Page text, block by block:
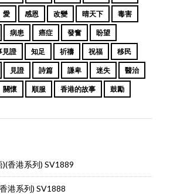
愛 感恩 改變 晴天下 毒害
病患 癌症 發奮 盼望
見證 知足 祈禱 祝福 移民
見證 詩篇 謙卑 迷失 醫治
關懷 順服 香港的故事 鼓勵
)(香港系列) SV1889
港系列) SV1888